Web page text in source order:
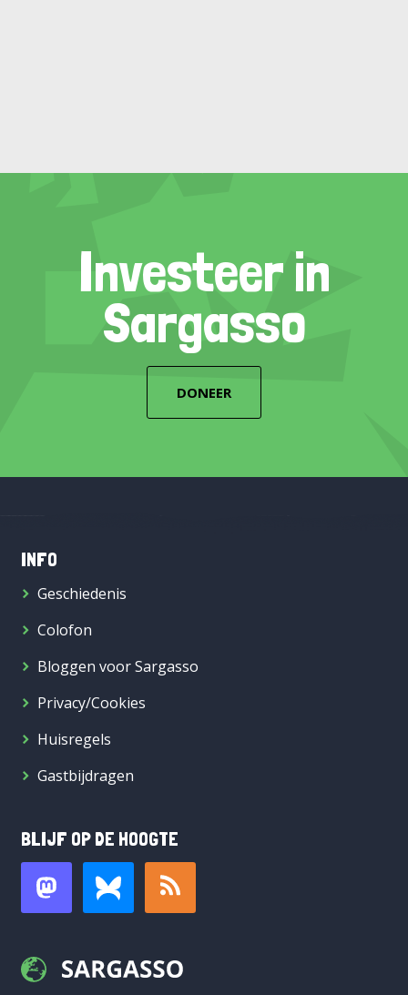
Investeer in
Sargasso
DONEER
INFO
Geschiedenis
Colofon
Bloggen voor Sargasso
Privacy/Cookies
Huisregels
Gastbijdragen
BLIJF OP DE HOOGTE